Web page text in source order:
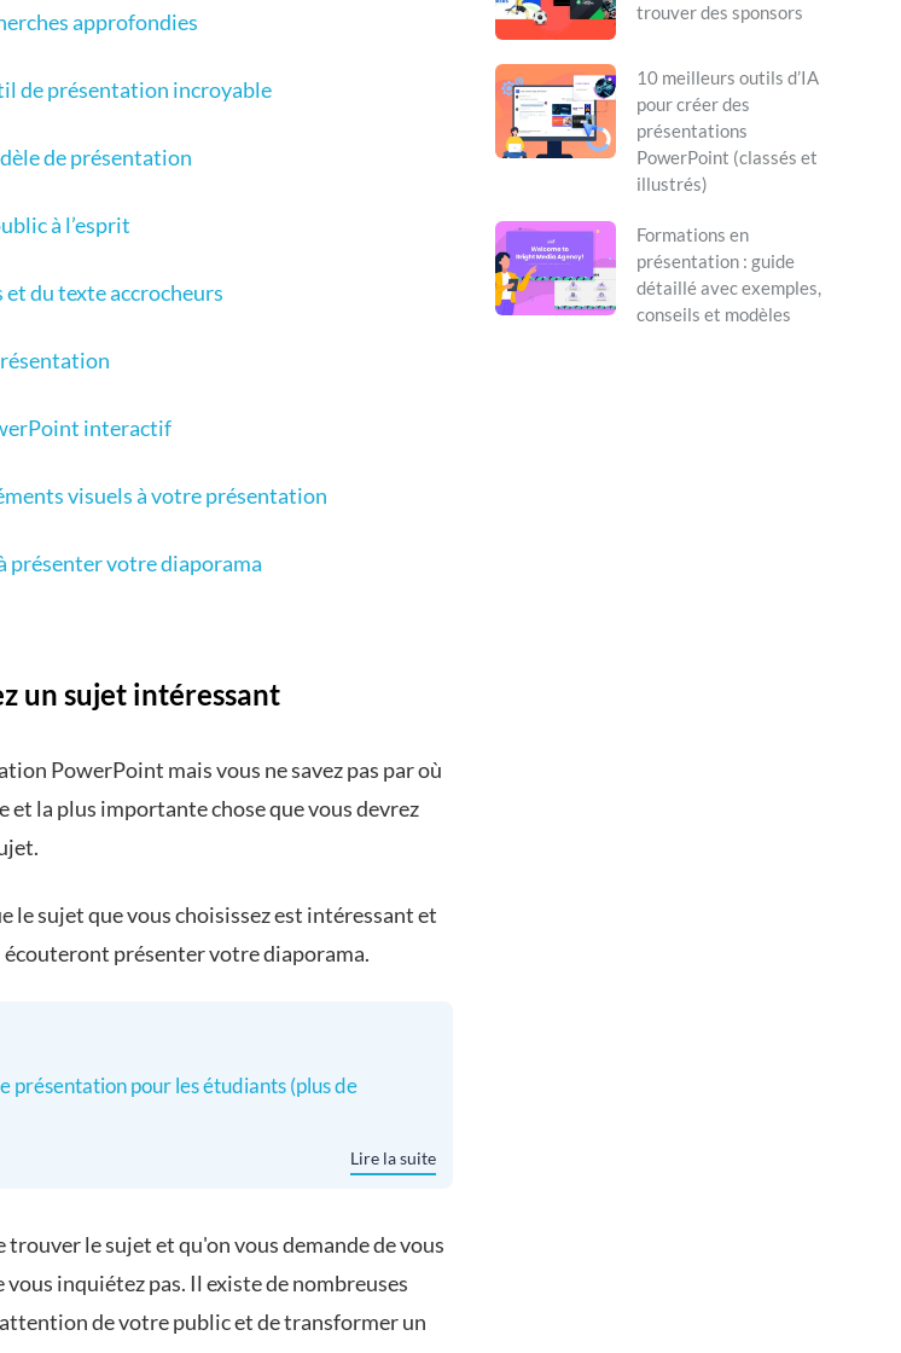
approfondies
de présentation incroyable
de présentation
à l’esprit
du texte accrocheurs
interactif
visuels à votre présentation
présenter votre diaporama
un sujet intéressant
PowerPoint mais vous ne savez pas par où
et la plus importante chose que vous devrez
le sujet que vous choisissez est intéressant et
écouteront présenter votre diaporama.
présentation pour les étudiants (plus de
Lire la suite
trouver le sujet et qu'on vous demande de vous
inquiétez pas. Il existe de nombreuses
de votre public et de transformer un
trouver des sponsors
10 meilleurs outils d’IA
pour créer des
présentations
PowerPoint (classés et
illustrés)
Formations en
présentation : guide
détaillé avec exemples,
conseils et modèles